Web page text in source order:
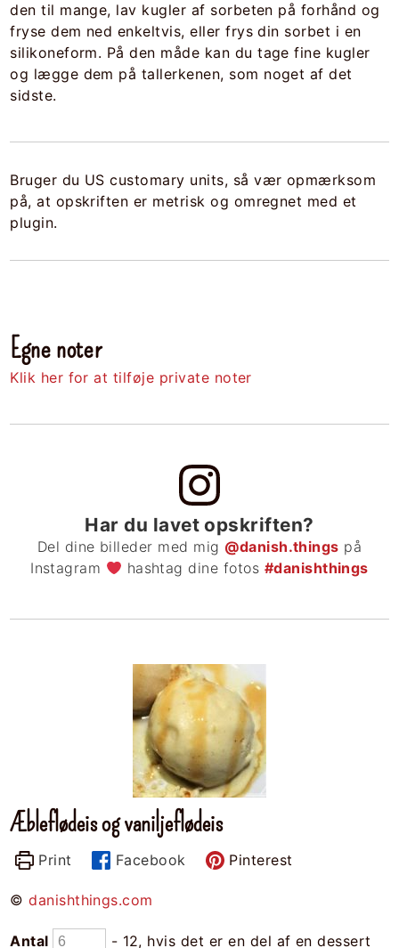
den til mange, lav kugler af sorbeten på forhånd og
fryse dem ned enkeltvis, eller frys din sorbet i en
silikoneform. På den måde kan du tage fine kugler
og lægge dem på tallerkenen, som noget af det
sidste.
Bruger du US customary units, så vær opmærksom
på, at opskriften er metrisk og omregnet med et
plugin.
Egne noter
Klik her for at tilføje private noter
Har du lavet opskriften?
Del dine billeder med mig @danish.things på
Instagram
hashtag dine fotos #danishthings
Æbleflødeis og vaniljeflødeis
Print Facebook Pinterest
©danishthings.com
Antal - 12, hvis det er en del af en dessert